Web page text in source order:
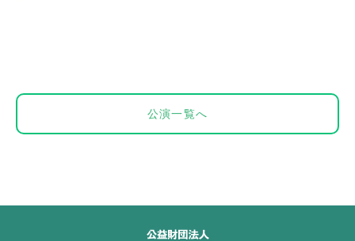
公演一覧へ